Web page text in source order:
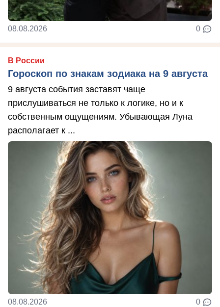
08.08.2026 0
В России
Гороскоп по знакам зодиака на 9 августа
9 августа события заставят чаще
прислушиваться не только к логике, но и к
собственным ощущениям. Убывающая Луна
располагает к ...
08.08.2026 0